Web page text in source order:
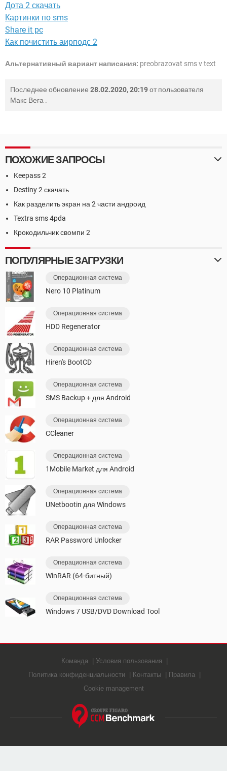
Дота 2 скачать
Картинки по sms
Share it pc
Как почистить аирподс 2
Альтернативный вариант написания: preobrazovat sms v text
Последнее обновление 28.02.2020, 20:19от пользователя
Макс Вега .
ПОХОЖИЕ ЗАПРОСЫ
Keepass 2
Destiny 2 скачать
Как разделить экран на 2 части андроид
Textra sms 4pda
Крокодильчик свомпи 2
ПОПУЛЯРНЫЕ ЗАГРУЗКИ
Операционная система
Nero 10 Platinum
Операционная система
HDD Regenerator
Операционная система
Hiren's BootCD
Операционная система
SMS Backup + для Android
Операционная система
CCleaner
Операционная система
1Mobile Market для Android
Операционная система
UNetbootin для Windows
Операционная система
RAR Password Unlocker
Операционная система
WinRAR (64-битный)
Операционная система
Windows 7 USB/DVD Download Tool
Команда
Условия пользования
Политика конфиденциальности
Контакты
Правила
Cookie management